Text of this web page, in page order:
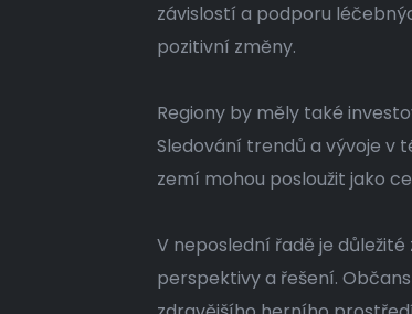
závislostí a podporu
pozitivní změny.
Regiony by měly také
Sledování trendů a vývoje v
zemí mohou posloužit jako
V neposlední řadě je
perspektivy a řešení.